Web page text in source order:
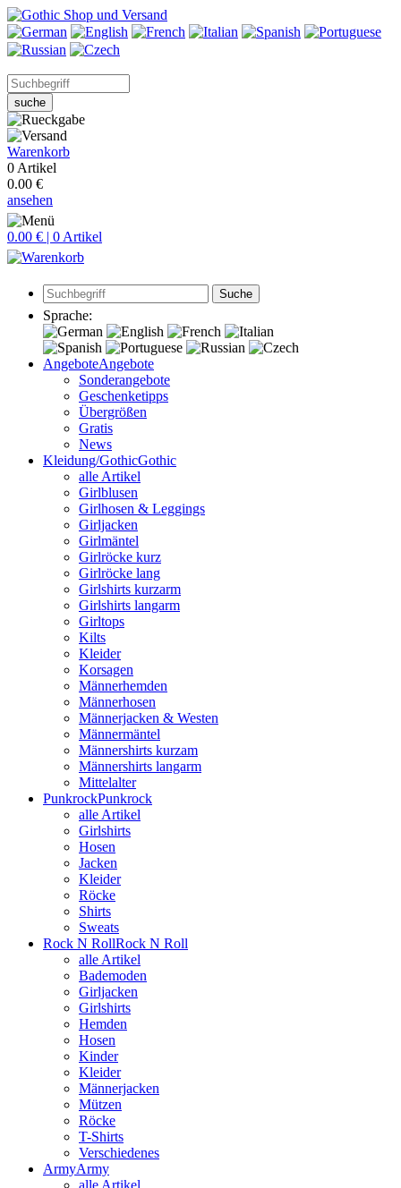
suche
Warenkorb
0 Artikel
0.00 €
ansehen
0.00 € | 0 Artikel
Suche
Sprache:
AngeboteAngebote
Sonderangebote
Geschenketipps
Übergrößen
Gratis
News
Kleidung/GothicGothic
alle Artikel
Girlblusen
Girlhosen & Leggings
Girljacken
Girlmäntel
Girlröcke kurz
Girlröcke lang
Girlshirts kurzarm
Girlshirts langarm
Girltops
Kilts
Kleider
Korsagen
Männerhemden
Männerhosen
Männerjacken & Westen
Männermäntel
Männershirts kurzam
Männershirts langarm
Mittelalter
PunkrockPunkrock
alle Artikel
Girlshirts
Hosen
Jacken
Kleider
Röcke
Shirts
Sweats
Rock N RollRock N Roll
alle Artikel
Bademoden
Girljacken
Girlshirts
Hemden
Hosen
Kinder
Kleider
Männerjacken
Mützen
Röcke
T-Shirts
Verschiedenes
ArmyArmy
alle Artikel